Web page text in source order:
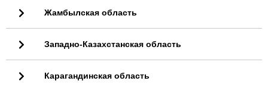
Жамбылская область
Западно-Казахстанская область
Карагандинская область